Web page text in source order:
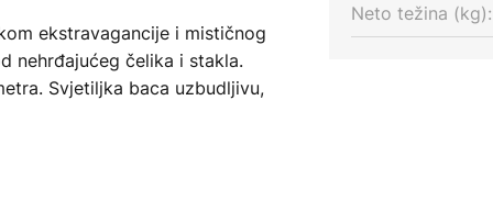
ekstravagancije i mističnog
nehrđajućeg čelika i stakla.
Svjetiljka baca uzbudljivu,
Posebnu disperziju
Neto težina (kg):